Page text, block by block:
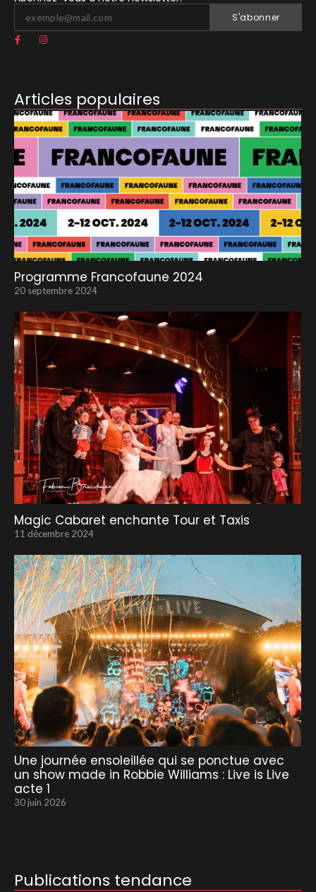
S'abonner
Articles populaires
Programme Francofaune 2024
20 septembre 2024
Magic Cabaret enchante Tour et Taxis
11 décembre 2024
Une journée ensoleillée qui se ponctue avec
un show made in Robbie Williams : Live is Live
acte 1
30 juin 2026
Publications tendance